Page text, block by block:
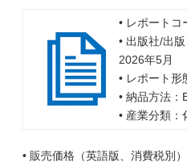
• レポート
• 出版社/出版
2026年5月
• レポート形
• 納品方法：
• 産業分類：
• 販売価格（英語版、消費税別）